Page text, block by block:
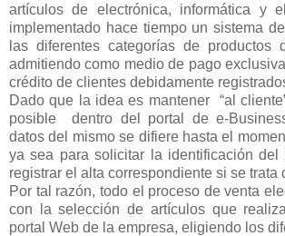
artículos de electrónica, informática y
implementado hace tiempo un sistema
las diferentes categorías de productos
admitiendo como medio de pago
crédito de clientes debidamente
Dado que la idea es mantener
“al
posible
dentro del portal de e-
datos del mismo se difiere hasta el
ya sea para solicitar la identificación
registrar el alta correspondiente si se trata
Por tal razón, todo el proceso de venta
con la selección de artículos que
portal Web de la empresa, eligiendo los